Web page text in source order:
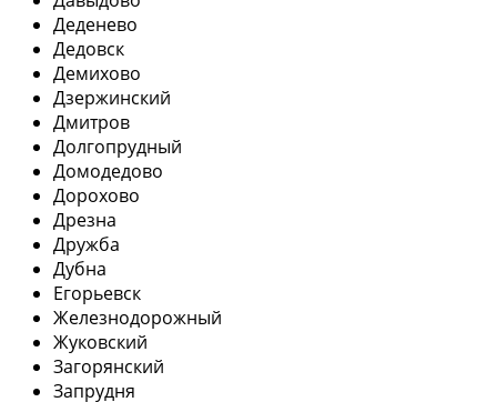
Деденево
Дедовск
Демихово
Дзержинский
Дмитров
Долгопрудный
Домодедово
Дорохово
Дрезна
Дружба
Дубна
Егорьевск
Железнодорожный
Жуковский
Загорянский
Запрудня